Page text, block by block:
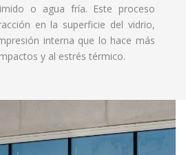
o agua fría. Este proceso
en la superficie del vidrio,
interna que lo hace más
y al estrés térmico.